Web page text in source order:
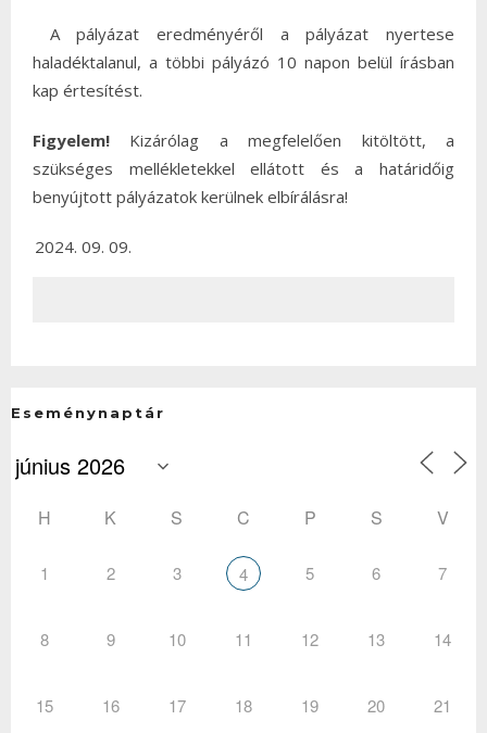
A pályázat eredményéről a pályázat nyertese
haladéktalanul, a többi pályázó 10 napon belül írásban
kap értesítést.
Figyelem! Kizárólag a megfelelően kitöltött, a
szükséges mellékletekkel ellátott és a határidőig
benyújtott pályázatok kerülnek elbírálásra!
09. 09.
Eseménynaptár
H K S C P S V
1 2 3 4 5 6 7
8 9 10 11 12 13 14
15 16 17 18 19 20 21